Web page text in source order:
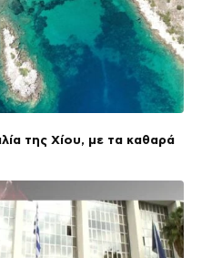
της Χίου, με τα καθαρά